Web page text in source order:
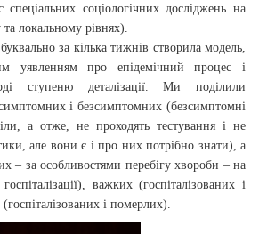
спеціальних соціологічних досліджень на
локальному рівнях).
за кілька тижнів створила модель,
уявленням про епідемічний процес і
ступеню деталізації. Ми поділили
і безсимптомних (безсимптомні
а отже, не проходять тестування і не
але вони є і про них потрібно знати), а
– за особливостями перебігу хвороби – на
важких (госпіталізованих і
і померлих).